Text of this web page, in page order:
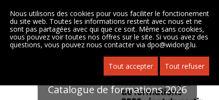
Nous utilisons des cookies pour vous faciliter le fonctionement
du site web. Toutes les informations restent avec nous et ne
sont pas partagées avec qui que ce soit. Même sans cookies,
vous pouvez voir toutes nos offres sur le site. Si vous avez des
questions, vous pouvez nous contacter via dpo@widong.lu.
Tout accepter Tout refuser
Catalogue de formations 2026